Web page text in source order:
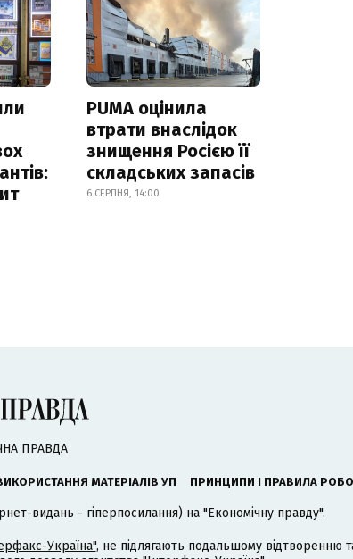
PUMA оцінила
втрати внаслідок
знищення Росією її
складських запасів
6 СЕРПНЯ, 14:00
ПРАВДА
МАТЕРІАЛІВ УП ПРИНЦИПИ І ПРАВИЛА
видань - гіперпосилання) на "Економічну правду".
Україна", не підлягають подальшому відтворенню